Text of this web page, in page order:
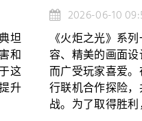
坦
和
这
升
2026-06-10
《火炬之光》系
容、精美的画面
而广受玩家喜爱
行联机合作探险
战。为了取得胜利